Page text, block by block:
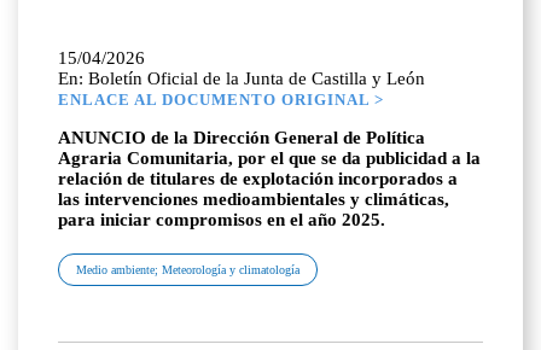
15/04/2026
En: Boletín Oficial de la Junta de Castilla y León
ENLACE AL DOCUMENTO ORIGINAL >
ANUNCIO de la Dirección General de Política
Agraria Comunitaria, por el que se da publicidad a la
relación de titulares de explotación incorporados a
las intervenciones medioambientales y climáticas,
para iniciar compromisos en el año 2025.
Medio ambiente; Meteorología y climatología